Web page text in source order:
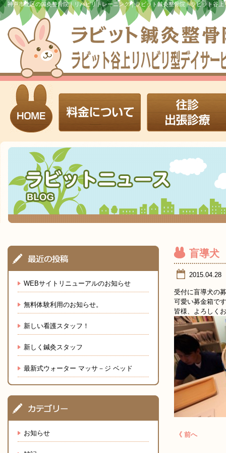
神戸市北区の鍼灸整骨院｜リハビリトレーニング｜ラビット鍼灸整骨院｜ラビット谷
WEBサイトリニューアルのお知らせ
無料体験利用のお知らせ。
新しい看護スタッフ！
新しく鍼灸スタッフ
最新式ウォーター マッサ－ジ ベッド
お知らせ
盲導犬
2015.04.28
受付に盲導犬の
可愛い募金箱で
皆様、よろしく
《 前へ